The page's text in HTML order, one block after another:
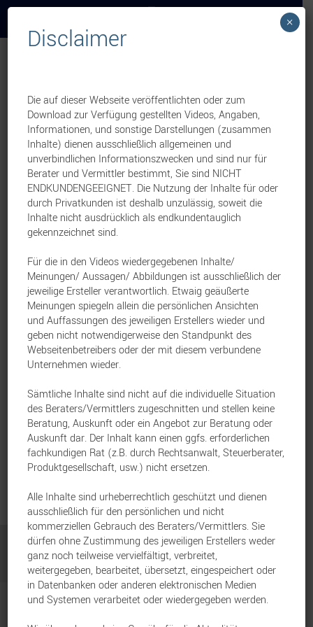
Exklusive Marktzugänge und § 6b Speziallösungen
mit BVF und institutionellen Partnern
Jung, DMS & Cie. Sachwerte 29. September 2025
Aktuelles M&M-Update
Jung, DMS & Cie. Kranken 10. September 2025
Neues von KKE 2024 – PV Direktinvestitionen
Jung, DMS & Cie. Sachwerte 30. Oktober 2024
Kontakt Impressum Datenschutz
Cookie-Einstellungen
Disclaimer
Die auf dieser Webseite veröffentlichten oder zum
Download zur Verfügung gestellten Videos, Angaben,
Informationen, und sonstige Darstellungen (zusammen
Inhalte) dienen ausschließlich allgemeinen und
unverbindlichen Informationszwecken und sind nur für
Berater und Vermittler bestimmt, Sie sind NICHT
ENDKUNDENGEEIGNET. Die Nutzung der Inhalte für oder
durch Privatkunden ist deshalb unzulässig, soweit die
Inhalte nicht ausdrücklich als endkundentauglich
gekennzeichnet sind.
Für die in den Videos wiedergegebenen Inhalte/
Meinungen/ Aussagen/ Abbildungen ist ausschließlich der
jeweilige Ersteller verantwortlich. Etwaig geäußerte
Meinungen spiegeln allein die persönlichen Ansichten
und Auffassungen des jeweiligen Erstellers wieder und
geben nicht notwendigerweise den Standpunkt des
Webseitenbetreibers oder der mit diesem verbundene
Unternehmen wieder.
Sämtliche Inhalte sind nicht auf die individuelle Situation
des Beraters/Vermittlers zugeschnitten und stellen keine
Beratung, Auskunft oder ein Angebot zur Beratung oder
Auskunft dar. Der Inhalt kann einen ggfs. erforderlichen
fachkundigen Rat (z.B. durch Rechtsanwalt, Steuerberater,
Produktgesellschaft, usw.) nicht ersetzen.
Alle Inhalte sind urheberrechtlich geschützt und dienen
ausschließlich für den persönlichen und nicht
kommerziellen Gebrauch des Beraters/Vermittlers. Sie
dürfen ohne Zustimmung des jeweiligen Erstellers weder
ganz noch teilweise vervielfältigt, verbreitet,
weitergegeben, bearbeitet, übersetzt, eingespeichert oder
in Datenbanken oder anderen elektronischen Medien
und Systemen verarbeitet oder wiedergegeben werden.
×